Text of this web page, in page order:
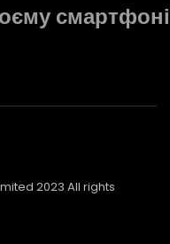
смартфоні
2023 All rights